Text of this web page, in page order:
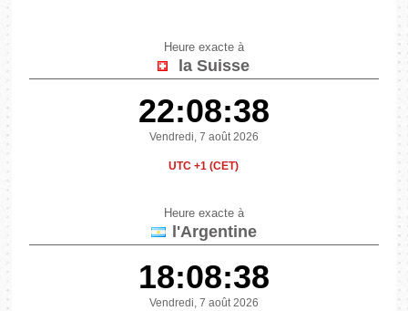
Heure exacte à
la Suisse
22:08:38
Vendredi, 7 août 2026
UTC +1 (CET)
Heure exacte à
l'Argentine
18:08:38
Vendredi, 7 août 2026